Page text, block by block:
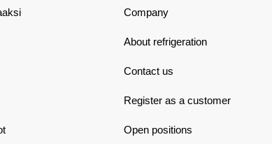
Company
About refrigeration
Contact us
Register as a customer
Open positions